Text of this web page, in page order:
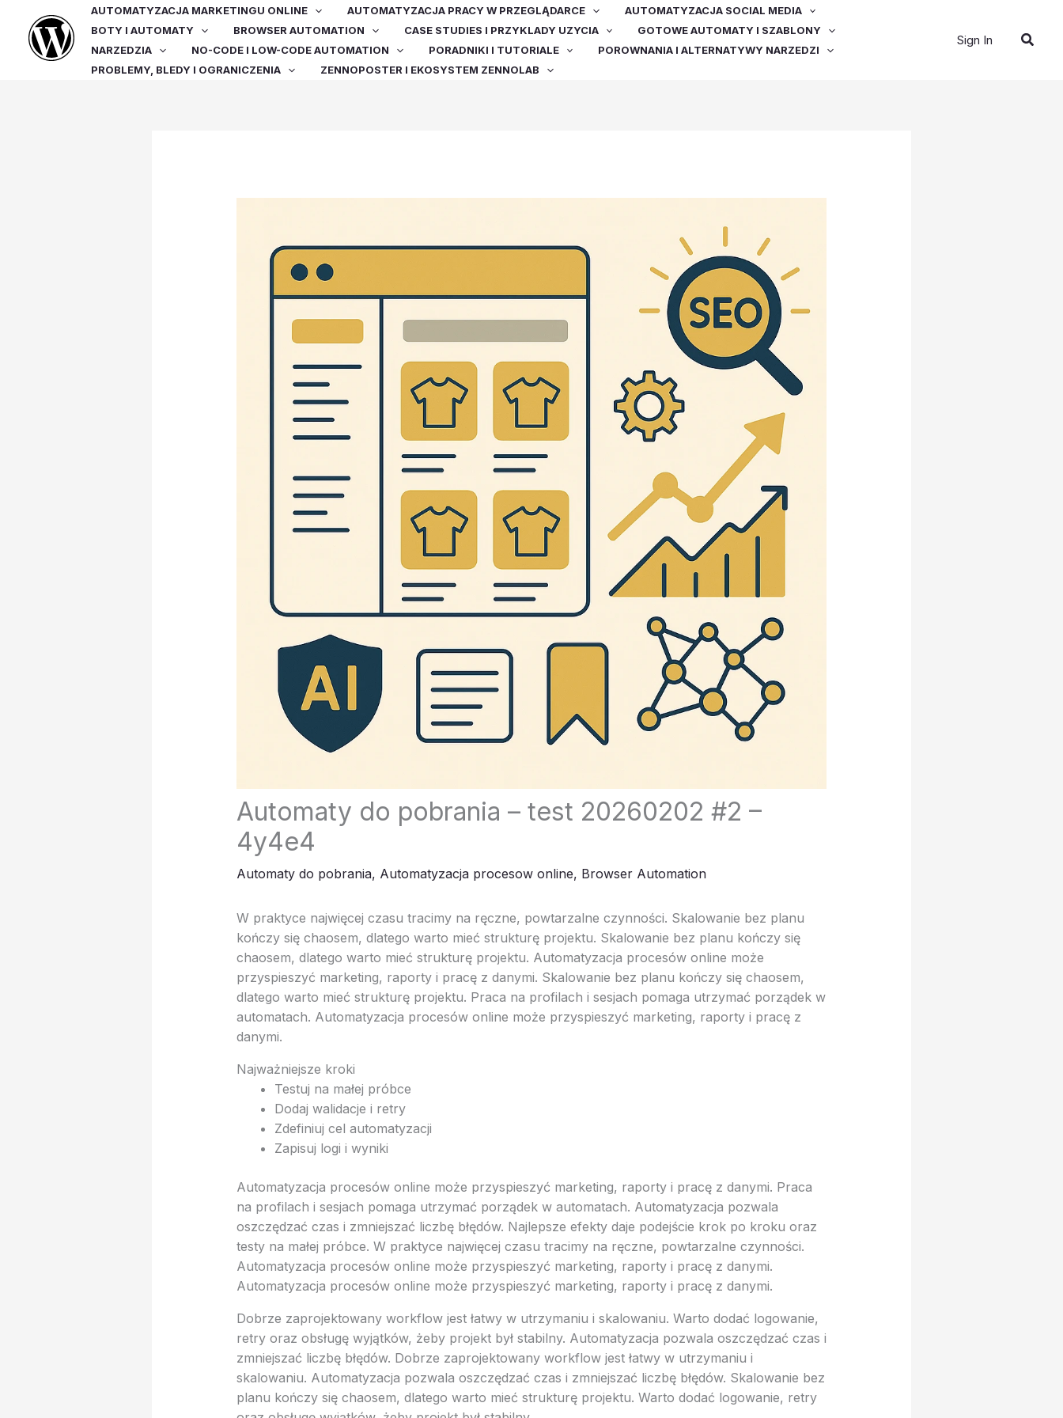
treści
AUTOMATYZACJA MARKETINGU ONLINE AUTOMATYZACJA PRACY W PRZEGLĄDARCE
AUTOMATYZACJA SOCIAL MEDIA
BOTY I AUTOMATY
BROWSER AUTOMATION CASE STUDIES I PRZYKLADY UZYCIA
GOTOWE AUTOMATY I SZABLONY
NARZEDZIA
NO-CODE I LOW-CODE AUTOMATION PORADNIKI I TUTORIALE
POROWNANIA I ALTERNATYWY NARZEDZI
PROBLEMY, BLEDY I OGRANICZENIA
ZENNOPOSTER I EKOSYSTEM ZENNOLAB
Sign In Szukaj
Automaty do pobrania – test 20260202 #2 –
4y4e4
Automaty do pobrania, Automatyzacja procesow online, Browser Automation
W praktyce najwięcej czasu tracimy na ręczne, powtarzalne czynności. Skalowanie bez planu
kończy się chaosem, dlatego warto mieć strukturę projektu. Skalowanie bez planu kończy się
chaosem, dlatego warto mieć strukturę projektu. Automatyzacja procesów online może
przyspieszyć marketing, raporty i pracę z danymi. Skalowanie bez planu kończy się chaosem,
dlatego warto mieć strukturę projektu. Praca na profilach i sesjach pomaga utrzymać porządek w
automatach. Automatyzacja procesów online może przyspieszyć marketing, raporty i pracę z
danymi.
Najważniejsze kroki
Testuj na małej próbce
Dodaj walidacje i retry
Zdefiniuj cel automatyzacji
Zapisuj logi i wyniki
Automatyzacja procesów online może przyspieszyć marketing, raporty i pracę z danymi. Praca
na profilach i sesjach pomaga utrzymać porządek w automatach. Automatyzacja pozwala
oszczędzać czas i zmniejszać liczbę błędów. Najlepsze efekty daje podejście krok po kroku oraz
testy na małej próbce. W praktyce najwięcej czasu tracimy na ręczne, powtarzalne czynności.
Automatyzacja procesów online może przyspieszyć marketing, raporty i pracę z danymi.
Automatyzacja procesów online może przyspieszyć marketing, raporty i pracę z danymi.
Dobrze zaprojektowany workflow jest łatwy w utrzymaniu i skalowaniu. Warto dodać logowanie,
retry oraz obsługę wyjątków, żeby projekt był stabilny. Automatyzacja pozwala oszczędzać czas i
zmniejszać liczbę błędów. Dobrze zaprojektowany workflow jest łatwy w utrzymaniu i
skalowaniu. Automatyzacja pozwala oszczędzać czas i zmniejszać liczbę błędów. Skalowanie bez
planu kończy się chaosem, dlatego warto mieć strukturę projektu. Warto dodać logowanie, retry